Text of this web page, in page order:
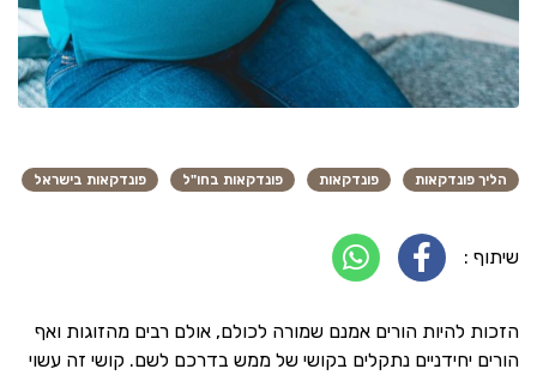
הליך פונדקאות פונדקאות פונדקאות בחו"ל פונדקאות בישראל
שיתוף :
הזכות להיות הורים אמנם שמורה לכולם, אולם רבים מהזוגות ואף
הורים יחידניים נתקלים בקושי של ממש בדרכם לשם. קושי זה עשוי